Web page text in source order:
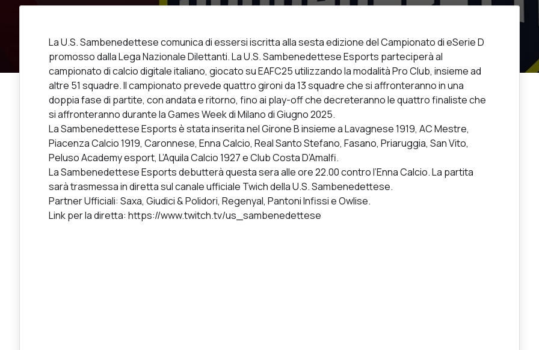
La U.S. Sambenedettese comunica di essersi iscritta alla sesta edizione del Campionato di eSerie D
promosso dalla Lega Nazionale Dilettanti. La U.S. Sambenedettese Esports parteciperà al
campionato di calcio digitale italiano, giocato su EAFC25 utilizzando la modalità Pro Club, insieme ad
altre 51 squadre. Il campionato prevede quattro gironi da 13 squadre che si affronteranno in una
doppia fase di partite, con andata e ritorno, fino ai play-off che decreteranno le quattro finaliste che
si affronteranno durante la Games Week di Milano di Giugno 2025.
La Sambenedettese Esports è stata inserita nel Girone B insieme a Lavagnese 1919, AC Mestre,
Piacenza Calcio 1919, Caronnese, Enna Calcio, Real Santo Stefano, Fasano, Priaruggia, San Vito,
Peluso Academy esport, L’Aquila Calcio 1927 e Club Costa D’Amalfi.
La Sambenedettese Esports debutterà questa sera alle ore 22.00 contro l’Enna Calcio. La partita
sarà trasmessa in diretta sul canale ufficiale Twich della U.S. Sambenedettese.
Partner Ufficiali: Saxa, Giudici & Polidori, Regenyal, Pantoni Infissi e Owlise.
Link per la diretta: https://www.twitch.tv/us_sambenedettese